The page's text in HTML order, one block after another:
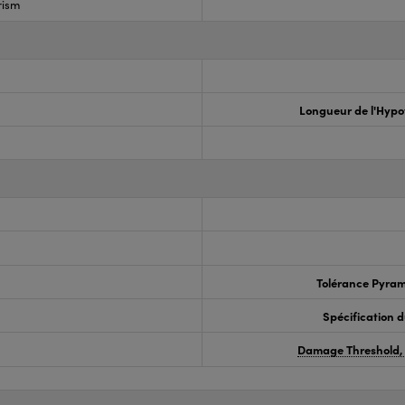
Longueur de
Tolérance
Spécification
Damage